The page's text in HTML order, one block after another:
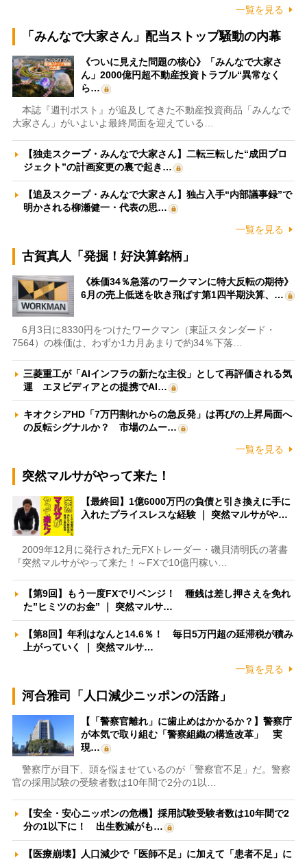
一覧を見る
「みんなで大家さん」配当ストップ騒動の内幕
《ついに見えた問題の核心》「みんなで大家さ
ん」2000億円超不動産投資トラブル“異常なく
ら…
本誌『週刊ポスト』が追及してきた不動産投資商品「みんなで
大家さん」がいよいよ最終局面を迎えている…
【独走スクープ・みんなで大家さん】二転三転した“成田プロ
ジェクト”の計画変更の裏で起き…
【追及スクープ・みんなで大家さん】独占入手“内部議事録”で
明かされる柳瀬健一・代表の思…
一覧を見る
古賀真人「発掘！好決算銘柄」
《株価34％急落のワークマンに特大反転の期待》
6月の売上低迷を吹き飛ばす第1四半期決算、…
6月3日に8330円をつけたワークマン（東証スタンダード・
7564）の株価は、わずか1カ月あまりで約34％下落…
三菱重工が「AIインフラの新たな主役」として再評価される気
運 エヌビディアとの提携でAI…
キオクシアHD「7万円割れからの急反発」は再びの上昇局面へ
の反転シグナルか？ 市場のムー…
一覧を見る
突然マルサがやって来た！
【最終回】1億6000万円の負債と引き換えに手に
入れたプライスレスな経験 ｜ 突然マルサがや…
2009年12月に発行された元FXトレーダー・磯貝清明氏の著書
『突然マルサがやって来た！～FXで10億円稼い…
【第9回】もう一度FXでリベンジ！ 種銭は差し押さえを免れ
た”ヒミツのお金” ｜ 突然マルサ…
【第8回】年利はなんと14.6％！ 毎日5万円超の延滞税が積み
上がっていく ｜ 突然マルサ…
一覧を見る
河合雅司「人口減少ニッポンの活路」
【「警察官離れ」に歯止めはかかるか？】警察庁
が本気で取り組む「警察組織の構造改革」 実
現…
警察庁が目下、頭を悩ませているのが「警察官不足」だ。警察
官の採用試験の受験者数は10年間で2分の1以…
【安全・安心ニッポンの危機】採用試験受験者数は10年間で2
分の1以下に！ 出生数減がも…
【医療崩壊】人口減少で「医師不足」に加えて「患者不足」に